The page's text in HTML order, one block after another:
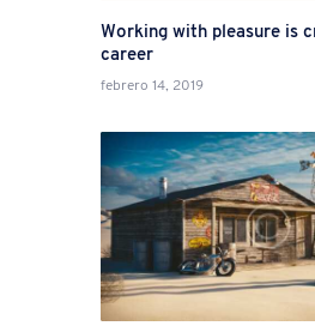
Working with pleasure is
career
febrero 14, 2019